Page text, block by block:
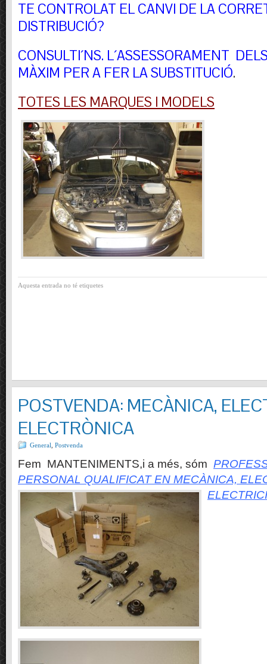
TE CONTROLAT EL CANVI DE LA
DISTRIBUCIÓ?
CONSULTI´NS. L´ASSESSORAMENT
MÀXIM PER A FER LA SUBSTITUCIÓ.
TOTES LES MARQUES I MODELS
Aquesta entrada no té etiquetes
POSTVENDA: MECÀNICA,
ELECTRÒNICA
General Postvenda
Fem MANTENIMENTS,i a més, sóm
PERSONAL QUALIFICAT EN MECÀNICA,